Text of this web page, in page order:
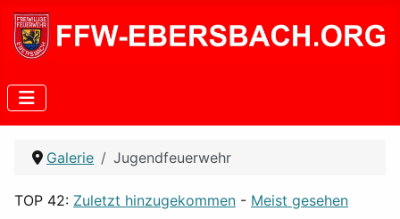
Galerie Jugendfeuerwehr
TOP 42: Zuletzt hinzugekommen - Meist gesehen